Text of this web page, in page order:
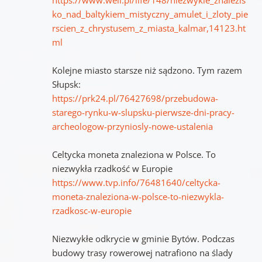
ko_nad_baltykiem_mistyczny_amulet_i_zloty_pie
rscien_z_chrystusem_z_miasta_kalmar,14123.ht
ml
Kolejne miasto starsze niż sądzono. Tym razem
Słupsk:
https://prk24.pl/76427698/przebudowa-
starego-rynku-w-slupsku-pierwsze-dni-pracy-
archeologow-przyniosly-nowe-ustalenia
Celtycka moneta znaleziona w Polsce. To
niezwykła rzadkość w Europie
https://www.tvp.info/76481640/celtycka-
moneta-znaleziona-w-polsce-to-niezwykla-
rzadkosc-w-europie
Niezwykłe odkrycie w gminie Bytów. Podczas
budowy trasy rowerowej natrafiono na ślady